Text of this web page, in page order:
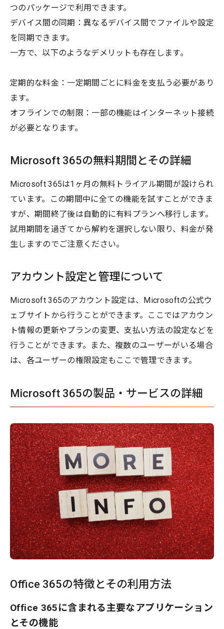
つのパッケージで利用できます。
デバイス間の同期：異なるデバイス間でファイルや設定
を同期できます。
一方で、以下のようなデメリットも存在します。
定期的な料金：一定期間ごとに料金を支払う必要があり
ます。
オフラインでの制限：一部の機能はインターネット接続
が必要となります。
Microsoft 365の無料期間とその詳細
Microsoft 365は1ヶ月の無料トライアル期間が設けられ
ています。この期間中に全ての機能を試すことができま
すが、期間終了後は自動的に有料プランへ移行します。
試用期間を過ぎてから解約を選択しない限り、料金が発
生しますのでご注意ください。
アカウント設定と管理について
Microsoft 365のアカウント設定は、Microsoftの公式ウ
ェブサイトから行うことができます。ここではアカウン
ト情報の更新やプランの変更、支払い方法の設定などを
行うことができます。また、複数のユーザーがいる場合
は、各ユーザーの権限設定もここで管理できます。
Microsoft 365の製品・サービスの詳細
Office 365の特徴とその利用方法
Office 365に含まれる主要なアプリケーション
とその機能